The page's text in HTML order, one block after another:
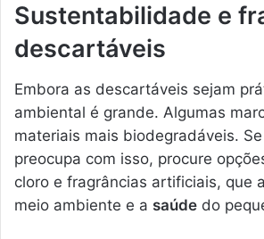
Sustentabilidade e
descartáveis
Embora as descartáveis sejam
ambiental é grande. Algumas
materiais mais biodegradáveis.
preocupa com isso, procure
cloro e fragrâncias artificiais, que
meio ambiente e a saúde do